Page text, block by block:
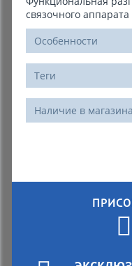
связочного
Особенности
Теги
Наличие в